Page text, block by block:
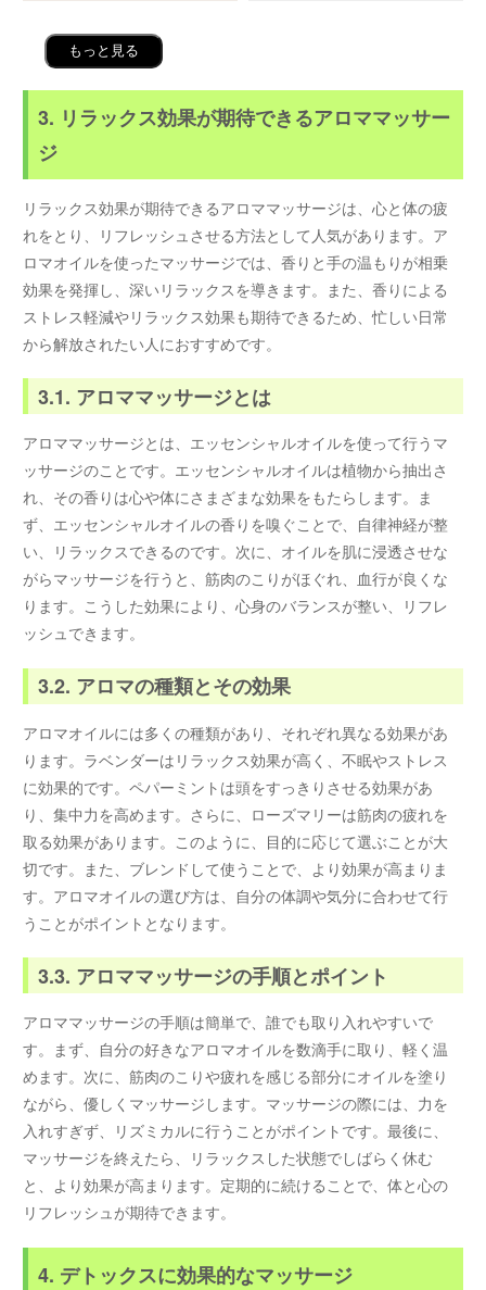
もっと見る
3. リラックス効果が期待できるアロママッサー
ジ
リラックス効果が期待できるアロママッサージは、心と体の疲
れをとり、リフレッシュさせる方法として人気があります。ア
ロマオイルを使ったマッサージでは、香りと手の温もりが相乗
効果を発揮し、深いリラックスを導きます。また、香りによる
ストレス軽減やリラックス効果も期待できるため、忙しい日常
から解放されたい人におすすめです。
3.1. アロママッサージとは
アロママッサージとは、エッセンシャルオイルを使って行うマ
ッサージのことです。エッセンシャルオイルは植物から抽出さ
れ、その香りは心や体にさまざまな効果をもたらします。ま
ず、エッセンシャルオイルの香りを嗅ぐことで、自律神経が整
い、リラックスできるのです。次に、オイルを肌に浸透させな
がらマッサージを行うと、筋肉のこりがほぐれ、血行が良くな
ります。こうした効果により、心身のバランスが整い、リフレ
ッシュできます。
3.2. アロマの種類とその効果
アロマオイルには多くの種類があり、それぞれ異なる効果があ
ります。ラベンダーはリラックス効果が高く、不眠やストレス
に効果的です。ペパーミントは頭をすっきりさせる効果があ
り、集中力を高めます。さらに、ローズマリーは筋肉の疲れを
取る効果があります。このように、目的に応じて選ぶことが大
切です。また、ブレンドして使うことで、より効果が高まりま
す。アロマオイルの選び方は、自分の体調や気分に合わせて行
うことがポイントとなります。
3.3. アロママッサージの手順とポイント
アロママッサージの手順は簡単で、誰でも取り入れやすいで
す。まず、自分の好きなアロマオイルを数滴手に取り、軽く温
めます。次に、筋肉のこりや疲れを感じる部分にオイルを塗り
ながら、優しくマッサージします。マッサージの際には、力を
入れすぎず、リズミカルに行うことがポイントです。最後に、
マッサージを終えたら、リラックスした状態でしばらく休む
と、より効果が高まります。定期的に続けることで、体と心の
リフレッシュが期待できます。
4. デトックスに効果的なマッサージ